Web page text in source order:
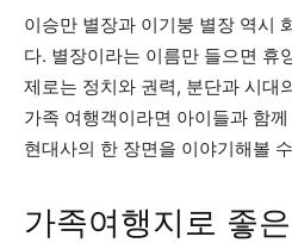
이승만 별장과 이기붕 별장 역시
다. 별장이라는 이름만 들으면 휴
제로는 정치와 권력, 분단과 시대
가족 여행객이라면 아이들과 함
현대사의 한 장면을 이야기해볼
가족여행지로 좋